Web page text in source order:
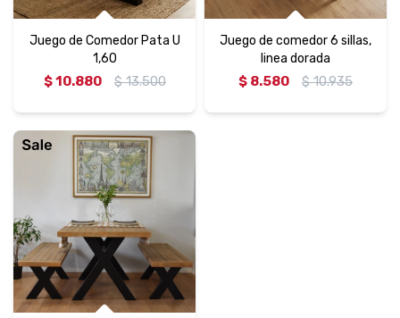
Juego de Comedor Pata U
1,60
$10.880 $ 13.500
Juego de comedor 6 sillas,
linea dorada
$ 8.580 $ 10.935